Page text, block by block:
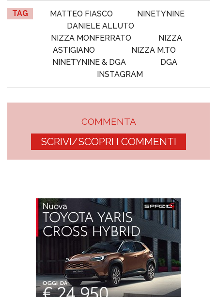
TAG MATTEO FIASCO
NINETYNINE
DANIELE ALLUTO
NIZZA MONFERRATO
NIZZA
ASTIGIANO
NIZZA M.TO
NINETYNINE & DGA
DGA
INSTAGRAM
COMMENTA
SCRIVI/SCOPRI I COMMENTI